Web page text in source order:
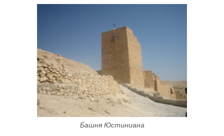
Башня Юстиниана